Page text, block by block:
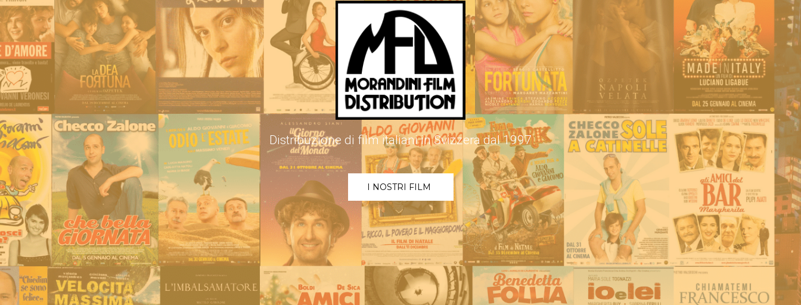
Distribuzione di film italiani in Svizzera dal 1997
I NOSTRI FILM